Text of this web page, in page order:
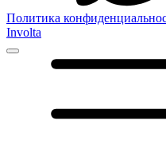
Политика
Involta